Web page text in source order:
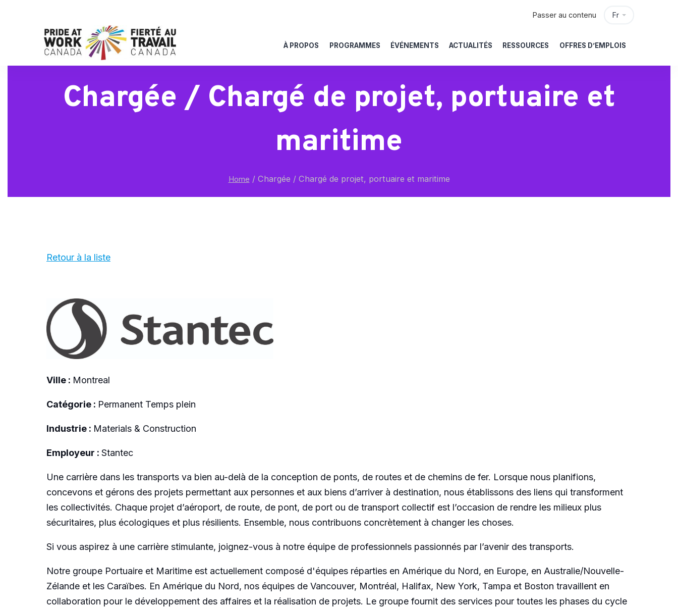
Fr
Passer au contenu
À PROPOS PROGRAMMES ÉVÉNEMENTS ACTUALITÉS RESSOURCES OFFRES D’EMPLOIS
Chargée / Chargé de projet, portuaire et
maritime
Home /Chargée / Chargé de projet, portuaire et maritime
Retour à la liste
Ville : Montreal
Catégorie : Permanent Temps plein
Industrie : Materials & Construction
Employeur : Stantec
Une carrière dans les transports va bien au-delà de la conception de ponts, de routes et de chemins de fer. Lorsque nous planifions,
concevons et gérons des projets permettant aux personnes et aux biens d’arriver à destination, nous établissons des liens qui transforment
les collectivités. Chaque projet d’aéroport, de route, de pont, de port ou de transport collectif est l’occasion de rendre les milieux plus
sécuritaires, plus écologiques et plus résilients. Ensemble, nous contribuons concrètement à changer les choses.
Si vous aspirez à une carrière stimulante, joignez-vous à notre équipe de professionnels passionnés par l’avenir des transports.
Notre groupe Portuaire et Maritime est actuellement composé d'équipes réparties en Amérique du Nord, en Europe, en Australie/Nouvelle-
Zélande et les Caraïbes. En Amérique du Nord, nos équipes de Vancouver, Montréal, Halifax, New York, Tampa et Boston travaillent en
collaboration pour le développement des affaires et la réalisation de projets. Le groupe fournit des services pour toutes les phases du cycle